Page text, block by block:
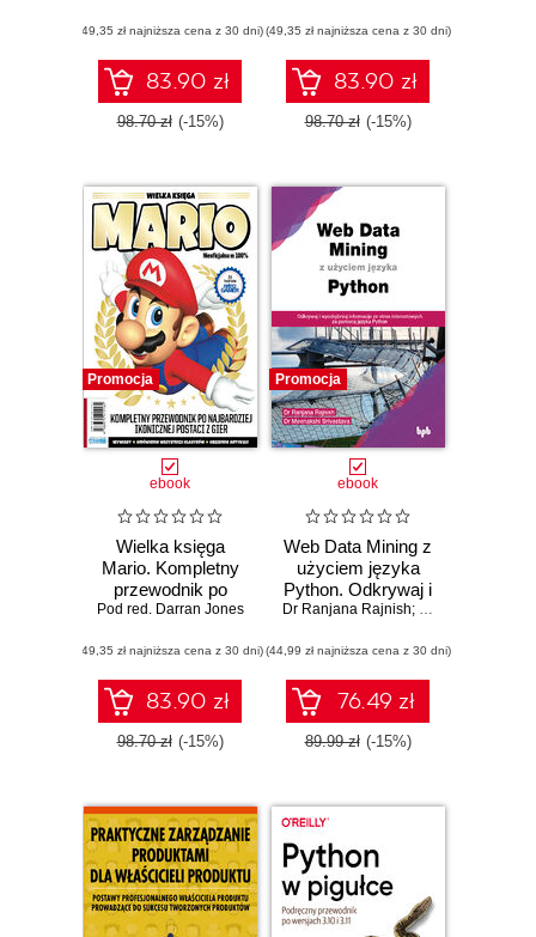
(49,35 zł najniższa cena z 30 dni)
83.90 zł
98.70 zł (-15%)
(49,35 zł najniższa cena z 30 dni)
83.90 zł
98.70 zł (-15%)
Promocja
ebook
Wielka księga
Mario. Kompletny
przewodnik po
najbardziej
z gier
Pod red. Darran Jones
(49,35 zł najniższa cena z 30 dni)
83.90 zł
98.70 zł (-15%)
Promocja
ebook
Web Data Mining z
użyciem języka
Python. Odkrywaj i
wyodrębniaj
internetowych za
pomocą języka
Python
Dr Ranjana Rajnish; Dr Meenakshi Srivastava
(44,99 zł najniższa cena z 30 dni)
76.49 zł
89.99 zł (-15%)